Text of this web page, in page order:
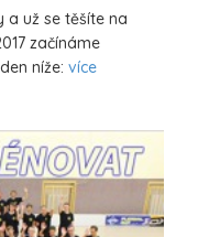
a už se těšíte na
začínáme
níže: více